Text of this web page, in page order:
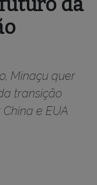
da
Minaçu quer
transição
e EUA